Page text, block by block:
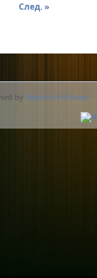
След. »
by Neotron ltd.faust